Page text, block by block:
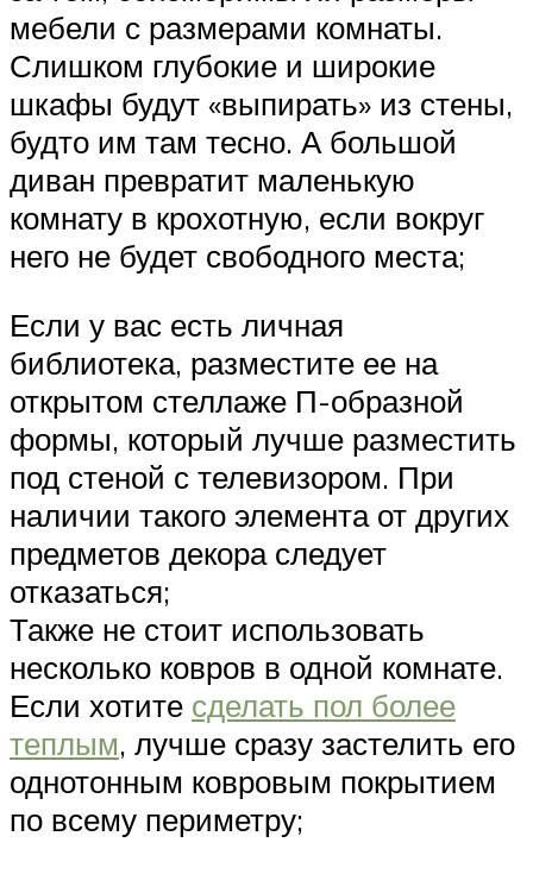
мебели с размерами комнаты.
Слишком глубокие и широкие
шкафы будут «выпирать» из стены,
будто им там тесно. А большой
диван превратит маленькую
комнату в крохотную, если вокруг
него не будет свободного места;
Если у вас есть личная
библиотека, разместите ее на
открытом стеллаже П-образной
формы, который лучше разместить
под стеной с телевизором. При
наличии такого элемента от других
предметов декора следует
отказаться;
Также не стоит использовать
несколько ковров в одной комнате.
Если хотите сделать пол более
теплым, лучше сразу застелить его
однотонным ковровым покрытием
по всему периметру;